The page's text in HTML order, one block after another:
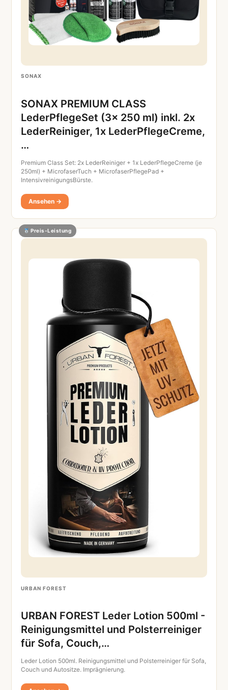
SONAX
SONAX PREMIUM CLASS
LederPflegeSet (3x 250 ml) inkl. 2x
LederReiniger, 1x LederPflegeCreme,
…
Premium Class Set: 2x LederReiniger + 1x LederPflegeCreme (je
250ml) + MicrofaserTuch + MicrofaserPflegePad +
IntensivreinigungsBürste.
Ansehen →
Preis-Leistung
URBAN FOREST
URBAN FOREST Leder Lotion 500ml -
Reinigungsmittel und Polsterreiniger
für Sofa, Couch,…
Leder Lotion 500ml. Reinigungsmittel und Polsterreiniger für Sofa,
Couch und Autositze. Imprägnierung.